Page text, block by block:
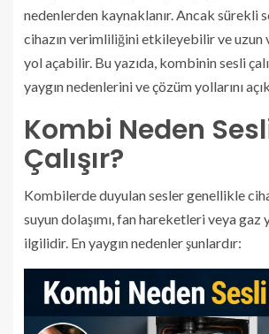
nedenlerden kaynaklanır. Ancak sürekli
cihazın verimliliğini etkileyebilir ve uzun
yol açabilir. Bu yazıda, kombinin sesli
yaygın nedenlerini ve çözüm yollarını
Kombi Neden
Çalışır?
Kombilerde duyulan sesler genellikle
suyun dolaşımı, fan hareketleri veya gaz
ilgilidir. En yaygın nedenler şunlardır: